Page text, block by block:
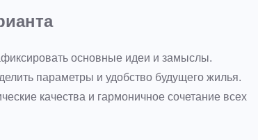
основные идеи и замыслы.
параметры и удобство будущего жилья.
качества и гармоничное сочетание всех